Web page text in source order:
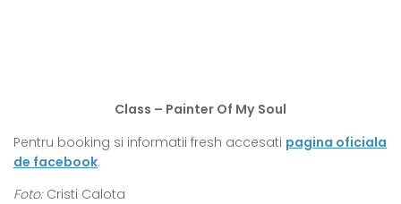
Class – Painter Of My Soul
Pentru booking si informatii fresh accesati pagina oficiala
de facebook.
Foto:Cristi Calota